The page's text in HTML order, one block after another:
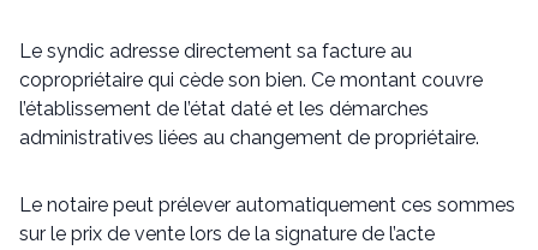
Le syndic adresse directement sa facture au
copropriétaire qui cède son bien. Ce montant couvre
l’établissement de l’état daté et les démarches
administratives liées au changement de propriétaire.
Le notaire peut prélever automatiquement ces sommes
sur le prix de vente lors de la signature de l’acte